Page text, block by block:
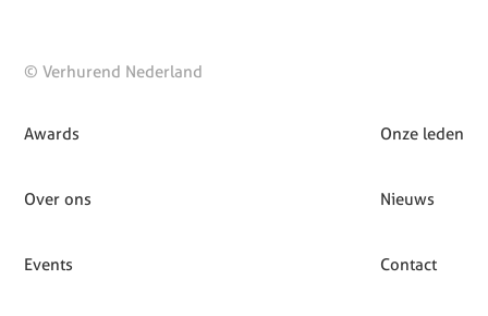
© Verhurend Nederland
Awards
Over ons
Events
Onze leden
Nieuws
Contact